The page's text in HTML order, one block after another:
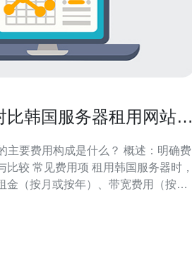
比韩国服务器租用网站
主要费用构成是什么？ 概述：明确费
比较 常见费用项 租用韩国服务器时，
金（按月或按年）、带宽费用（按固
费用和备案/管理费用等。 计费周期